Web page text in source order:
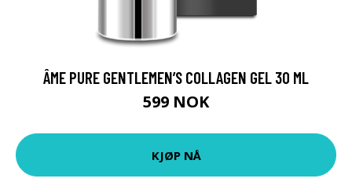
ÂME PURE GENTLEMEN’S COLLAGEN GEL 30 ML
599 NOK
KJØP NÅ